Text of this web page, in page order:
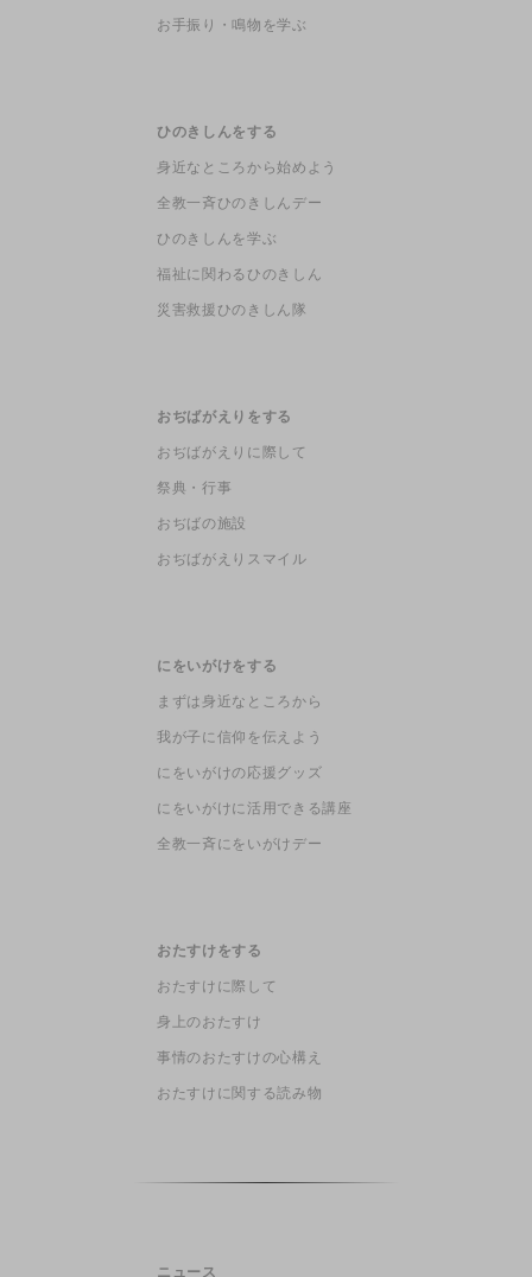
お手振り・鳴物を学ぶ
ひのきしんをする
身近なところから始めよう
全教一斉ひのきしんデー
ひのきしんを学ぶ
福祉に関わるひのきしん
災害救援ひのきしん隊
おぢばがえりをする
おぢばがえりに際して
祭典・行事
おぢばの施設
おぢばがえりスマイル
にをいがけをする
まずは身近なところから
我が子に信仰を伝えよう
にをいがけの応援グッズ
にをいがけに活用できる講座
全教一斉にをいがけデー
おたすけをする
おたすけに際して
身上のおたすけ
事情のおたすけの心構え
おたすけに関する読み物
ニュース